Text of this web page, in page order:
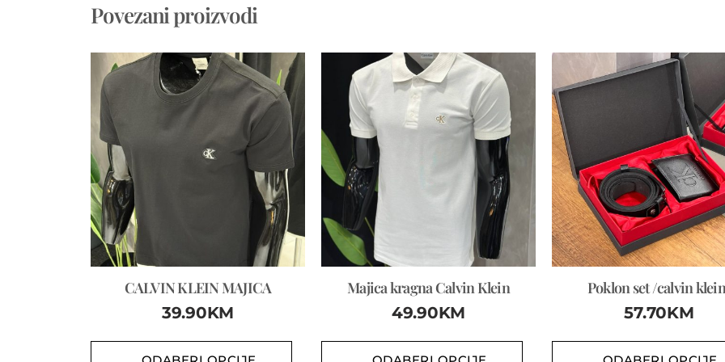
Povezani proizvodi
CALVIN KLEIN MAJICA
39.90KM
Majica kragna Calvin Klein
49.90KM
Poklon set /calvin
57.70KM